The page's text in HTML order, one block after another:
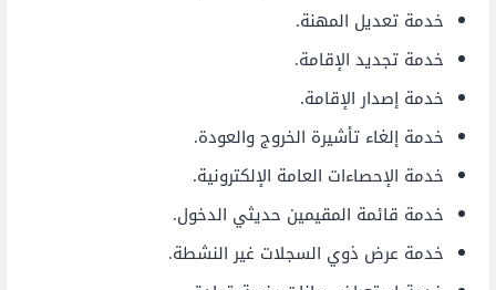
خدمة تعديل المهنة.
خدمة تجديد الإقامة.
خدمة إصدار الإقامة.
خدمة إلغاء تأشيرة الخروج والعودة.
خدمة الإحصاءات العامة الإلكترونية.
خدمة قائمة المقيمين حديثي الدخول.
خدمة عرض ذوي السجلات غير النشطة.